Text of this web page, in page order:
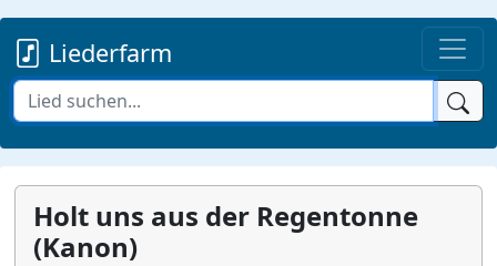
Liederfarm
Holt uns aus der Regentonne
(Kanon)